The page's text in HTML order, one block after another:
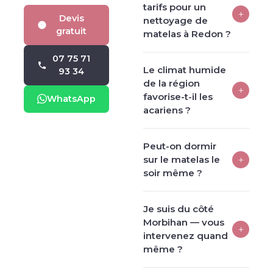
Devis
gratuit
07 75 71
93 34
WhatsApp
tarifs pour un
nettoyage de
matelas à Redon ?
+
Le climat humide
de la région
favorise-t-il les
acariens ?
+
Peut-on dormir
sur le matelas le
soir même ?
+
Je suis du côté
Morbihan — vous
intervenez quand
même ?
+